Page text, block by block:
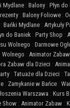
Mydlane : Balony : Płyn
: Balony Foliowe :
: Bańki Mydlane : Artykuły
do Baniek : Party Shop :
Wolnego : Darmowe
Wolnego : Animator
Zabaw dla Dzieci :
: Tatuaże dla Dzieci :
: Zamykanie w Bańce :
Warszawa : Kurs
Show : Animator Zabaw :